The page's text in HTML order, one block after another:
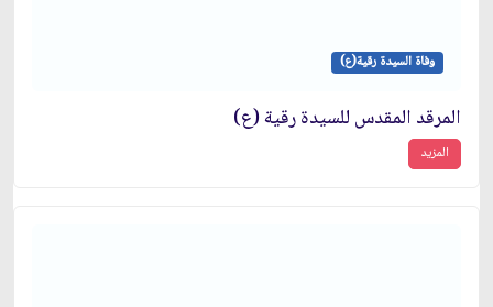
وفاة السيدة رقية(ع)
المرقد المقدس للسيدة رقية (ع)
المزيد